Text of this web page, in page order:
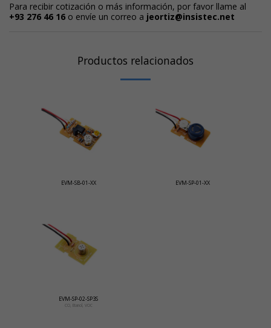
Para recibir cotización o más información, por favor llame al
+93 276 46 16 o envíe un correo a jeortiz@insistec.net
Productos relacionados
EVM-SB-01-XX EVM-SP-01-XX
EVM-SP-02-SP3S
CO, Etanol, VOC